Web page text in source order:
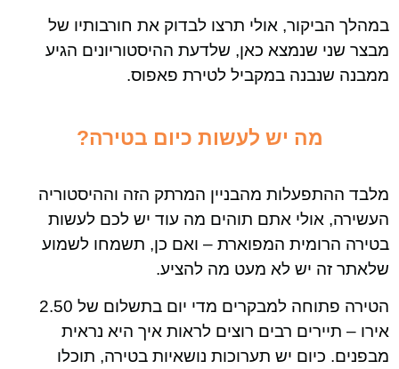
במהלך הביקור, אולי תרצו לבדוק את חורבותיו של
מבצר שני שנמצא כאן, שלדעת ההיסטוריונים הגיע
ממבנה שנבנה במקביל לטירת פאפוס.
מה יש לעשות כיום בטירה?
מלבד ההתפעלות מהבניין המרתק הזה וההיסטוריה
העשירה, אולי אתם תוהים מה עוד יש לכם לעשות
בטירה הרומית המפוארת – ואם כן, תשמחו לשמוע
שלאתר זה יש לא מעט מה להציע.
הטירה פתוחה למבקרים מדי יום בתשלום של 2.50
אירו – תיירים רבים רוצים לראות איך היא נראית
מבפנים. כיום יש תערוכות נושאיות בטירה, תוכלו